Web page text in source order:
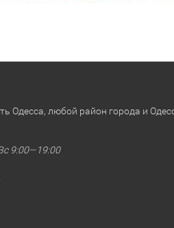
Одесса, любой район города и
9:00—19:00